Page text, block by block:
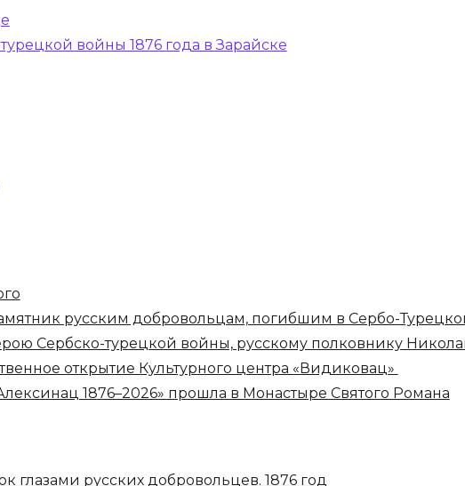
войны 1876 года в Зарайске
русским добровольцам, погибшим в Сербо-
Сербско-турецкой войны, русскому полковнику
открытие Культурного центра «Видиковац»
1876–2026» прошла в Монастыре Святого Романа
глазами русских добровольцев. 1876 год